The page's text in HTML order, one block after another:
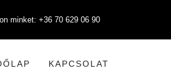
minket: +36 70 629 06 90
KAPCSOLAT